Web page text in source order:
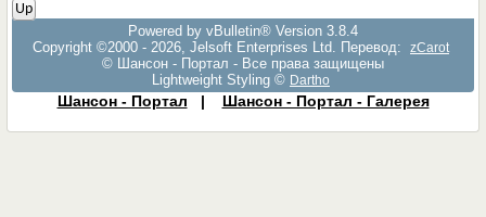
Up
Powered by vBulletin® Version 3.8.4
Copyright ©2000 - 2026, Jelsoft Enterprises Ltd. Перевод:
zCarot
© Шансон - Портал - Все права защищены
Lightweight Styling © Dartho
Шансон - Портал | Шансон - Портал - Галерея